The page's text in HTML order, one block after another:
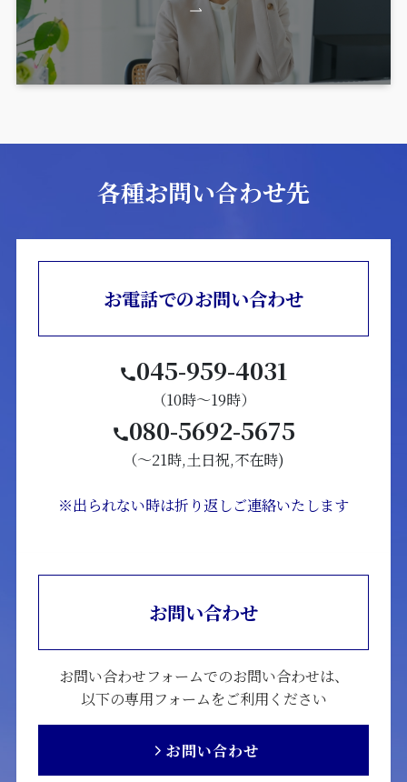
各種お問い合わせ先
お電話でのお問い合わせ
045-959-4031
（10時～19時）
080-5692-5675
（～21時,土日祝,不在時)
※出られない時は折り返しご連絡いたします
お問い合わせ
お問い合わせフォームでのお問い合わせは、
以下の専用フォームをご利用ください
お問い合わせ